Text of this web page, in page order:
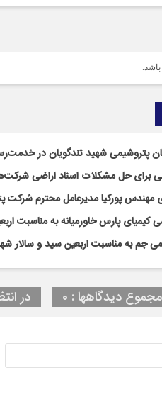
پتروشیمی شهید تندگویان در
برای حل مشکلات اسناد اراضی
مهندس پوركیا مدیرعامل محترم شركت
کیمیای پارس خاورمیانه به مناسبت
جم به مناسبت اربعین سید و سالار
مجموع دیدگاهها : 0 در